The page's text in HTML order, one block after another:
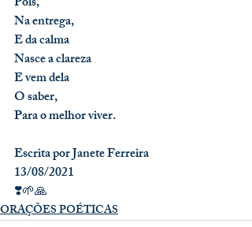
Na entrega,
E da calma
Nasce a clareza
E vem dela
O saber,
Para o melhor viver.
Escrita por Janete Ferreira
13/08/2021
❣️🌱🙏
ORAÇÕES POÉTICAS